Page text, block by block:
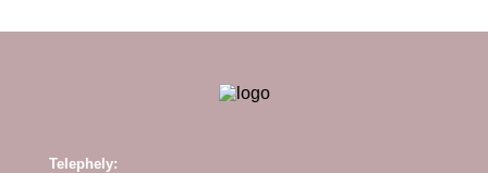
Telephely: